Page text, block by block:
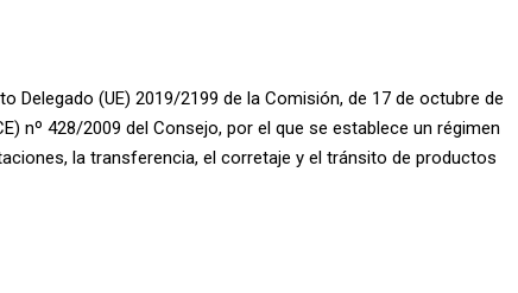
Delegado (UE) 2019/2199 de la Comisión, de 17 de octubre de
nº 428/2009 del Consejo, por el que se establece un régimen
la transferencia, el corretaje y el tránsito de productos